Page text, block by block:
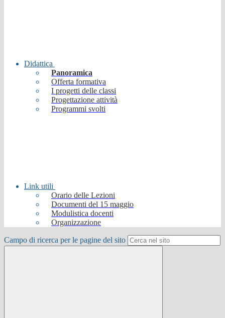
Didattica
Panoramica
Offerta formativa
I progetti delle classi
Progettazione attività
Programmi svolti
Link utili
Orario delle Lezioni
Documenti del 15 maggio
Modulistica docenti
Organizzazione
Campo di ricerca per le pagine del sito